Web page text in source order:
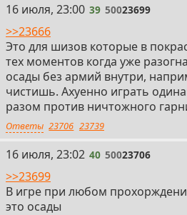
39
16 июля, 23:00 39 50023699
>>23666
Это для шизов которые в
тех моментов когда уже
осады без армий внутри,
чистишь. Ахуенно играть
разом против ничтожного
Ответы 23706 23739
40
16 июля, 23:02 40 50023706
>>23699
В игре при любом
это осады